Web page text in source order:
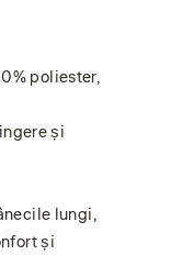
poliester,
și
lungi,
și